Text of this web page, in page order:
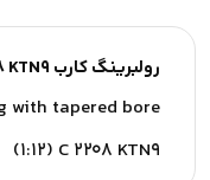
رولبرینگ کارب SKF C 2208 KTN9
with tapered bore
(1:12) C 2208 KTN9